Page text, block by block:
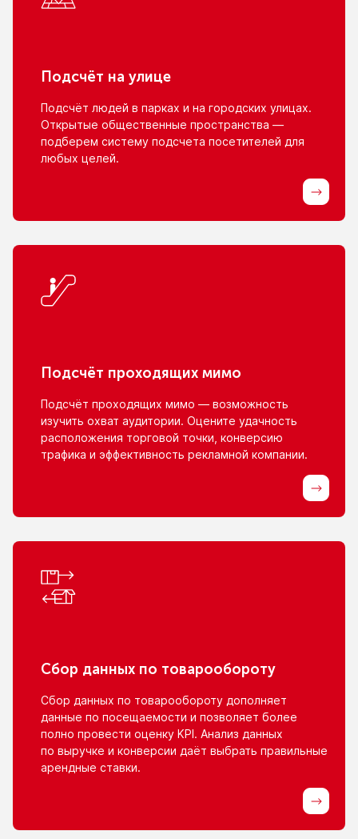
Подсчёт на улице
Подсчёт людей в парках и на городских улицах.
Открытые общественные пространства —
подберем систему подсчета посетителей для
любых целей.
Подсчёт проходящих мимо
Подсчёт проходящих мимо — возможность
изучить охват аудитории. Оцените удачность
расположения торговой точки, конверсию
трафика и эффективность рекламной компании.
Сбор данных по товарообороту
Сбор данных по товарообороту дополняет
данные по посещаемости и позволяет более
полно провести оценку KPI. Анализ данных
по выручке и конверсии даёт выбрать правильные
арендные ставки.